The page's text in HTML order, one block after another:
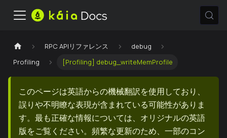
RPC APIリファレンス
debug
Profiling
[Profiling] debug_writeMemProfile
このページは英語からの機械翻訳を使用しており、
誤りや不明瞭な表現が含まれている可能性がありま
す。最も正確な情報については、オリジナルの英語
版をご覧ください。頻繁な更新のため、一部のコン